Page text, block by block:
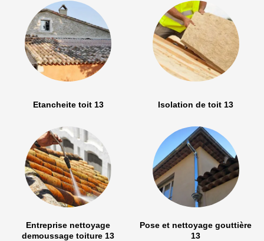
Etancheite toit 13 Isolation de toit 13
Entreprise nettoyage
demoussage toiture 13
Pose et nettoyage gouttière
13